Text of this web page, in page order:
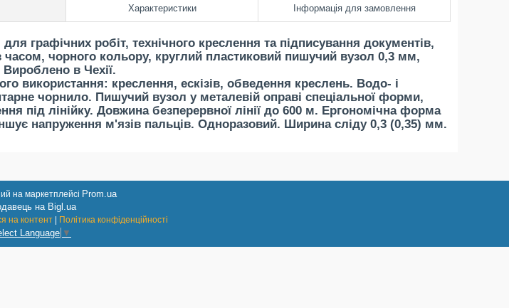
Характеристики Інформація для замовлення
графічних робіт, технічного креслення та підписування документів,
часом, чорного кольору, круглий пластиковий пишучий вузол 0,3 мм,
в Чехії.
використання: креслення, ескізів, обведення креслень. Водо- і
чорнило. Пишучий вузол у металевій оправі спеціальної форми,
під лінійку. Довжина безперервної лінії до 600 м. Ергономічна форма
напруження м'язів пальців. Одноразовий. Ширина сліду 0,3 (0,35) мм.
на маркетплейсі Prom.ua
на Bigl.ua
на контент Політика конфіденційності
Language ▼